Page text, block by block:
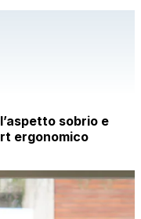
sobrio e
ergonomico